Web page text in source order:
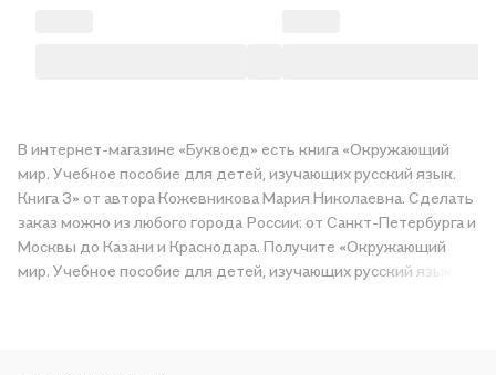
В интернет-магазине «Буквоед» есть книга «Окружающий
мир. Учебное пособие для детей, изучающих русский язык.
Книга 3» от автора Кожевникова Мария Николаевна. Сделать
заказ можно из любого города России: от Санкт-Петербурга и
Москвы до Казани и Краснодара. Получите «Окружающий
мир. Учебное пособие для детей, изучающих русский язык.